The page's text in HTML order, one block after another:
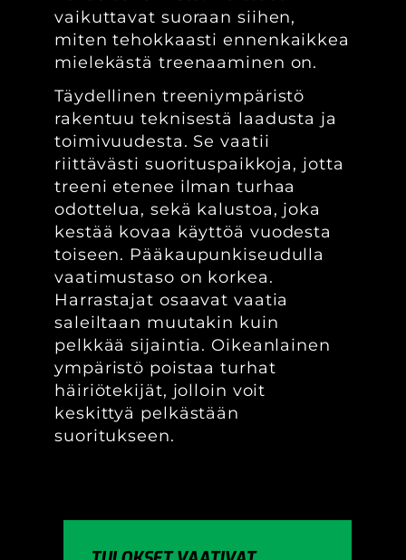
vaikuttavat suoraan siihen,
miten tehokkaasti ennenkaikkea
mielekästä treenaaminen on.
Täydellinen treeniympäristö
rakentuu teknisestä laadusta ja
toimivuudesta. Se vaatii
riittävästi suorituspaikkoja, jotta
treeni etenee ilman turhaa
odottelua, sekä kalustoa, joka
kestää kovaa käyttöä vuodesta
toiseen. Pääkaupunkiseudulla
vaatimustaso on korkea.
Harrastajat osaavat vaatia
saleiltaan muutakin kuin
pelkkää sijaintia. Oikeanlainen
ympäristö poistaa turhat
häiriötekijät, jolloin voit
keskittyä pelkästään
suoritukseen.